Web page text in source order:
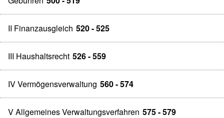
II Finanzausgleich 520 - 525
III Haushaltsrecht 526 - 559
IV Vermögensverwaltung 560 - 574
V Allgemeines Verwaltungsverfahren 575 - 579